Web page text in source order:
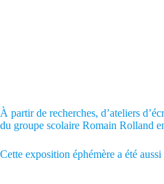
À partir de recherches, d’ateliers
du groupe scolaire Romain Rolland
Cette exposition éphémère a été